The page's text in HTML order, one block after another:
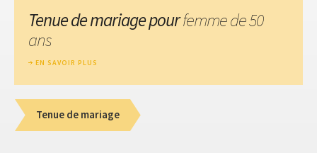
Tenue de mariage pourfemme de 50
ans
EN SAVOIR PLUS
Tenue de mariage